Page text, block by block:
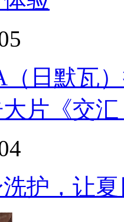
（日默瓦
片《交
护，让